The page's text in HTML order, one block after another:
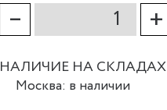
– +
НАЛИЧИЕ НА СКЛАДАХ
Москва: в наличии